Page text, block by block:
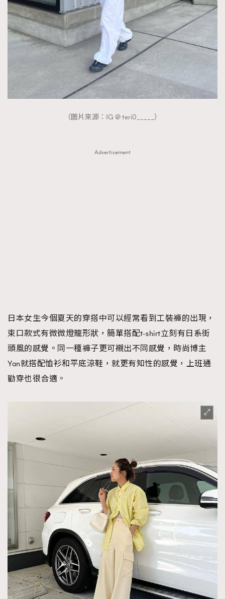
（圖片來源：IG @ teri0_____）
Advertisement
日本女生今個夏天的穿搭中可以經常看到工裝褲的出現，
束口款式有微微燈籠形狀，簡單搭配t-shirt立刻有日系街
頭風的感覺。同一種褲子更可襯出不同感覺，時尚博主
Yan就搭配恤衫和平底涼鞋，就更有知性的感覺，上班通
勸穿也很合適。